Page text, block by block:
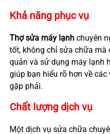
Khả năng phục vụ
Thợ sửa máy lạnhchuyên
tốt, không chỉ sửa chữa mà
quản và sử dụng máy lạnh
giúp bạn hiểu rõ hơn về
gặp phải.
Chất lượng dịch vụ
Một dịch vụ sửa chữa